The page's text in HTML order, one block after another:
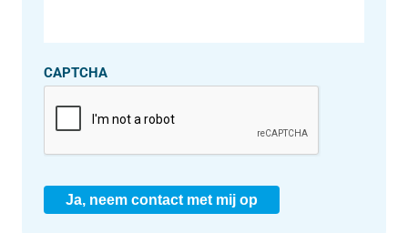
CAPTCHA
Ja, neem contact met mij op